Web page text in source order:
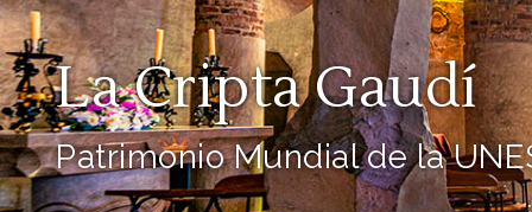
La Cripta Gaudí
Patrimonio Mundial de la